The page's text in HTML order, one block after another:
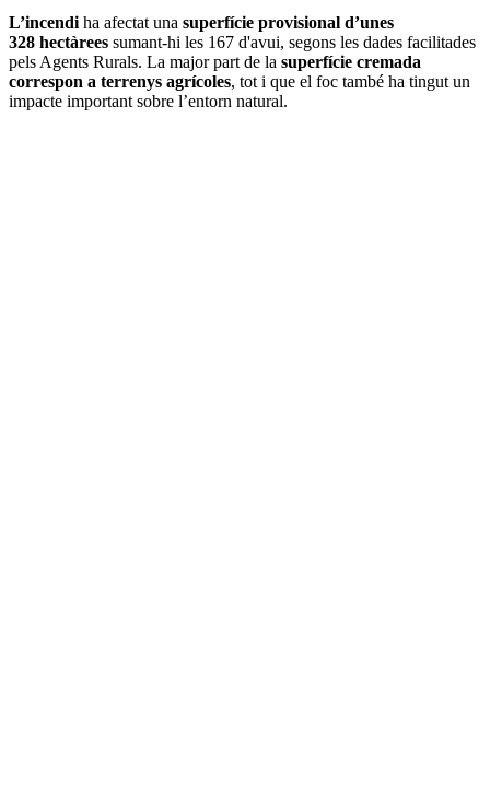
L’incendi ha afectat una superfície provisional d’unes
328 hectàrees sumant-hi les 167 d'avui, segons les dades facilitades
pels Agents Rurals. La major part de la superfície cremada
correspon a terrenys agrícoles, tot i que el foc també ha tingut un
impacte important sobre l’entorn natural.